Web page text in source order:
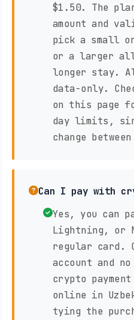
$1.50. The
amount and
pick a small
or a larger
longer stay.
data-only.
on this page
day limits,
change
Can I pay with
Yes, you can
Lightning, or
regular card.
account and
crypto
online in
tying the